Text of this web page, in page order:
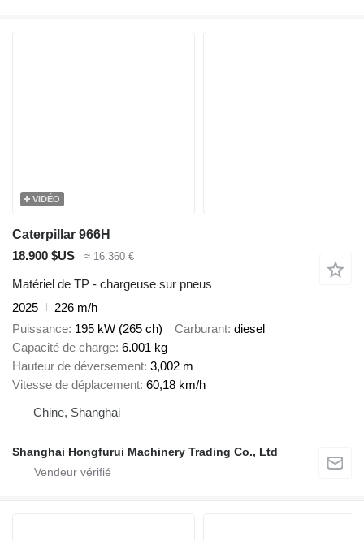
VIDÉO
Caterpillar 966H
18.900 $US
≈ 16.360 €
Matériel de TP - chargeuse sur pneus
2025
226 m/h
Puissance 195 kW (265 ch) Carburant diesel
Capacité de charge 6.001 kg
Hauteur de déversement 3,002 m
Vitesse de déplacement 60,18 km/h
Chine, Shanghai
Shanghai Hongfurui Machinery Trading Co., Ltd